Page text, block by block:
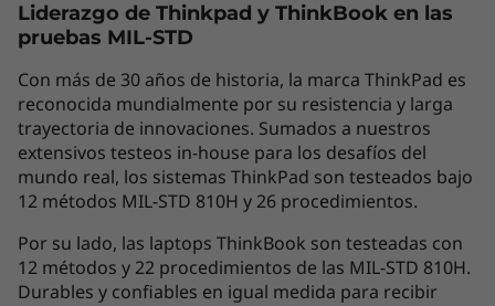
Las características de cada producto pueden
variar según el país de adquisición del mismo,
por lo que la siguiente descripción no debe ser
interpretada como un compromiso
contractual. Te invitamos a revisar las
características específicas para cada producto
antes de realizar la compra online en la sección
'Ver Modelos' de esta misma página, o con un
asesor de ventas si es en una tienda física.
Liderazgo de Thinkpad y ThinkBook en las
pruebas MIL-STD
Con más de 30 años de historia, la marca ThinkPad es
reconocida mundialmente por su resistencia y larga
trayectoria de innovaciones. Sumados a nuestros
extensivos testeos in-house para los desafíos del
mundo real, los sistemas ThinkPad son testeados bajo
12 métodos MIL-STD 810H y 26 procedimientos.
Por su lado, las laptops ThinkBook son testeadas con
12 métodos y 22 procedimientos de las MIL-STD 810H.
Durables y confiables en igual medida para recibir